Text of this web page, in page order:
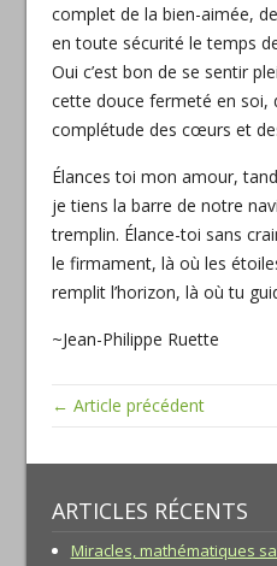
complet de la bien-aimée,
en toute sécurité le temps
Oui c’est bon de se sentir
cette douce fermeté en soi,
complétude des cœurs et
Élances toi mon amour,
je tiens la barre de notre
tremplin. Élance-toi sans
le firmament, là où les
remplit l’horizon, là où tu
~Jean-Philippe Ruette
← Article précédent
ARTICLES RÉCENTS
Miracles, mathématiques